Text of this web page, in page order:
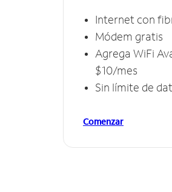
Internet con
Módem gratis
Agrega WiFi
$10/mes
Sin límite de
Comenzar